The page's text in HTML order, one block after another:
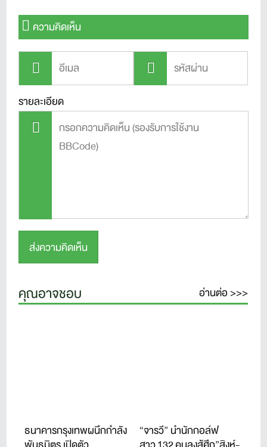
ความคิดเห็น
รายละเอียด
คุณอาจชอบ อ่านต่อ >>>
ธนาคารกรุงเทพผนึกกำลัง
“จารวี” นำนักกอล์ฟ